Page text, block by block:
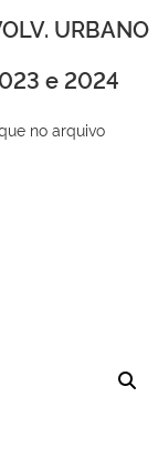
URBANO
e 2024
no arquivo